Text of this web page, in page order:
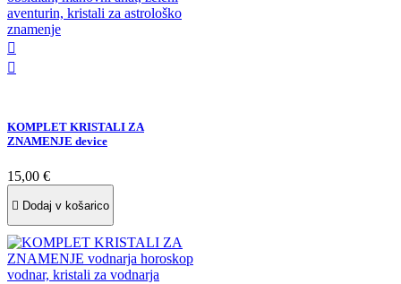


KOMPLET KRISTALI ZA
ZNAMENJE device
15,00 €
 Dodaj v košarico